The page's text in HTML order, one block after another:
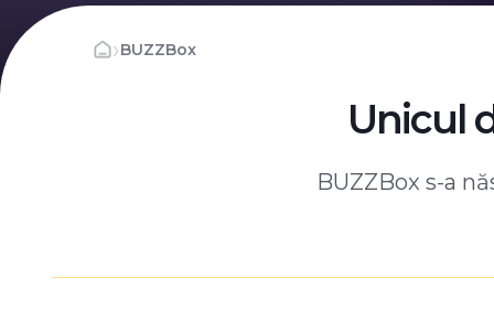
›BUZZBox
Unicul
BUZZBox s-a